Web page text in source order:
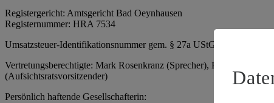
Registergericht: Amtsgericht Bad Oeynhausen
Registernummer: HRA 7534
Umsatzsteuer-Identifikationsnummer gem. § 27a UStG: DE
Vertretungsberechtigte: Mark Rosenkranz (Sprecher), Eileen
(Aufsichtsratsvorsitzender)
Persönlich haftende Gesellschafterin: